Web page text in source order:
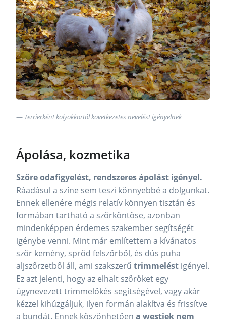
Terrierként kölyökkortól következetes nevelést igényelnek
Ápolása, kozmetika
Szőre odafigyelést, rendszeres ápolást igényel.
Ráadásul a színe sem teszi könnyebbé a dolgunkat.
Ennek ellenére mégis relatív könnyen tisztán és
formában tartható a szőrköntöse, azonban
mindenképpen érdemes szakember segítségét
igénybe venni. Mint már említettem a kívánatos
szőr kemény, sprőd felszőrből, és dús puha
aljszőrzetből áll, ami szakszerű trimmelést igényel.
Ez azt jelenti, hogy az elhalt szőröket egy
úgynevezett trimmelőkés segítségével, vagy akár
kézzel kihúzgáljuk, ilyen formán alakítva és frissítve
a bundát. Ennek köszönhetően a westiek nem